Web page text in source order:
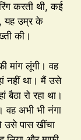
करती थी, कई
यह उम्र के
की।
मांग लूंगी। वह
नहीं था। मैं उसे
रो रहा था।
वह अभी भी नंगा
पास खींचा